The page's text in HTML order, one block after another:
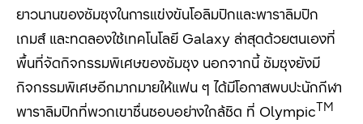
ยาวนานของซัมซุงในการแข่งขันโอลิมปิกและพาราลิมปิก
เกมส์ และทดลองใช้เทคโนโลยี Galaxy ล่าสุดด้วยตนเองที่
พื้นที่จัดกิจกรรมพิเศษของซัมซุง นอกจากนี้ ซัมซุงยังมี
กิจกรรมพิเศษอีกมากมายให้แฟน ๆ ได้มีโอกาสพบปะนักกีฬา
พาราลิมปิกที่พวกเขาชื่นชอบอย่างใกล้ชิด ที่ OlympicTM